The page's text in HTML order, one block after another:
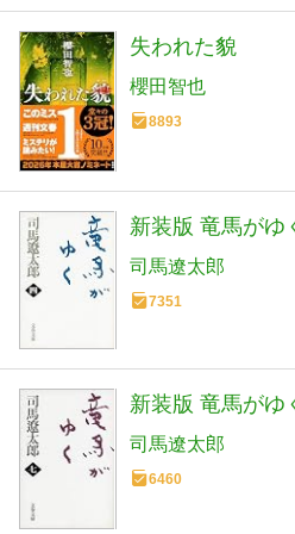
失われた貌
櫻田智也
8893
新装版 竜馬がゆ
司馬遼太郎
7351
新装版 竜馬がゆ
司馬遼太郎
6460